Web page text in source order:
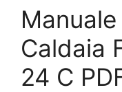
Caldaia
24 C